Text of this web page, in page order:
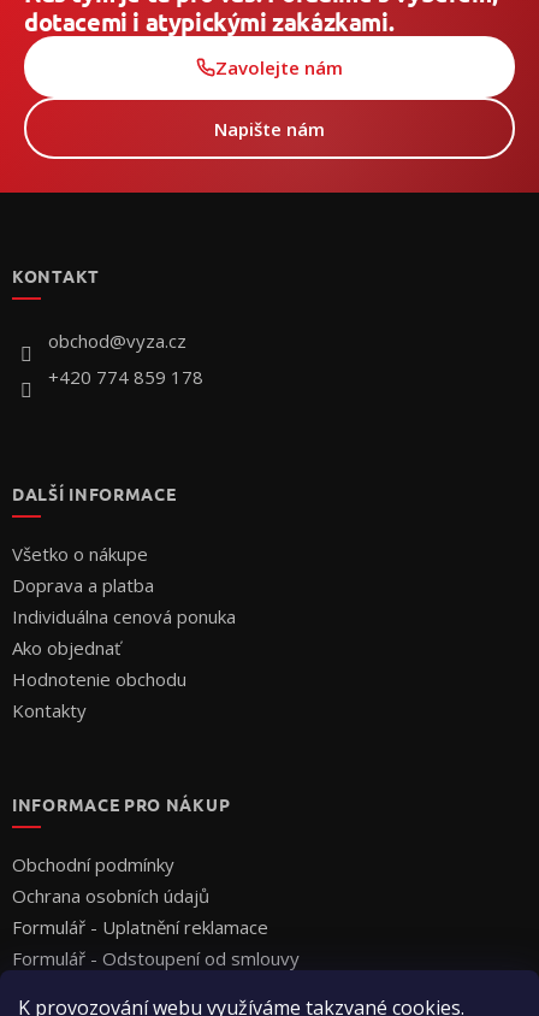
K provozování webu využíváme takzvané cookies.
dotacemi i atypickými zakázkami.
Zavolejte nám
Napište nám
KONTAKT
obchod@vyza.cz
+420 774 859 178
DALŠÍ INFORMACE
Všetko o nákupe
Doprava a platba
Individuálna cenová ponuka
Ako objednať
Hodnotenie obchodu
Kontakty
INFORMACE PRO NÁKUP
Obchodní podmínky
Ochrana osobních údajů
Formulář - Uplatnění reklamace
Formulář - Odstoupení od smlouvy